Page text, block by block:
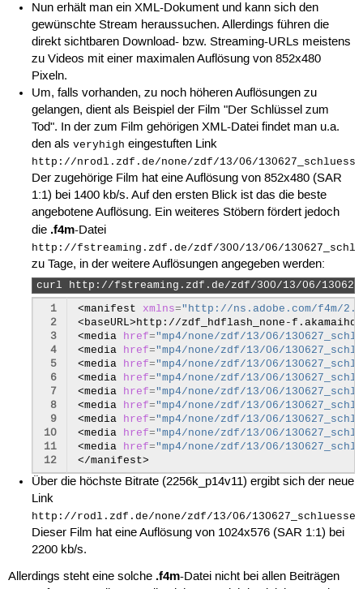
Nun erhält man ein XML-Dokument und kann sich den
gewünschte Stream heraussuchen. Allerdings führen die
direkt sichtbaren Download- bzw. Streaming-URLs meistens
zu Videos mit einer maximalen Auflösung von 852x480
Pixeln.
Um, falls vorhanden, zu noch höheren Auflösungen zu
gelangen, dient als Beispiel der Film "Der Schlüssel zum
Tod". In der zum Film gehörigen XML-Datei findet man u.a.
den alsveryhigh eingestuften Link
http://nrodl.zdf.de/none/zdf/13/06/
Der zugehörige Film hat eine Auflösung von 852x480 (SAR
1:1) bei 1400 kb/s. Auf den ersten Blick ist das die beste
angebotene Auflösung. Ein weiteres Stöbern fördert jedoch
die .f4m-Datei
http://fstreaming.zdf.de/zdf/300/13/06/
zu Tage, in der weitere Auflösungen angegeben werden:
curl http://fstreaming.zdf.de/zdf/300/13/06/
1
2
3
4
5
6
7
8
9
10
11
12
<manifest xmlns="http://ns.adobe.com/f4m/
<baseURL>http://zdf_hdflash_none-
<media
href="mp4/none/zdf/13/06/
<media
href="mp4/none/zdf/13/06/
<media
href="mp4/none/zdf/13/06/
<media
href="mp4/none/zdf/13/06/
<media
href="mp4/none/zdf/13/06/
<media
href="mp4/none/zdf/13/06/
<media
href="mp4/none/zdf/13/06/
<media
href="mp4/none/zdf/13/06/
<media
href="mp4/none/zdf/13/06/
Über die höchste Bitrate (2256k_p14v11) ergibt sich der neue
Link
http://rodl.zdf.de/none/zdf/13/06/
Dieser Film hat eine Auflösung von 1024x576 (SAR 1:1) bei
2200 kb/s.
Allerdings steht eine solche .f4m-Datei nicht bei allen Beiträgen